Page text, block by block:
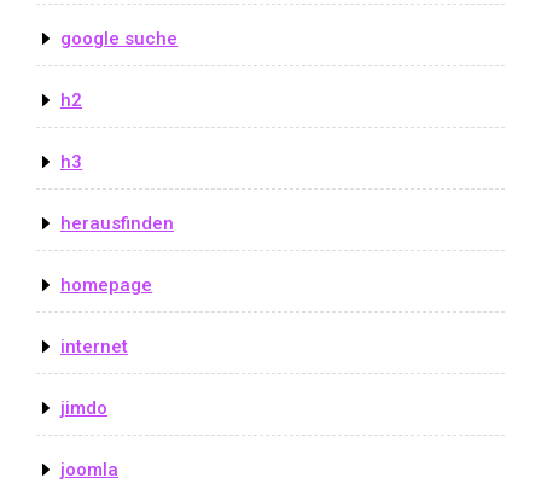
google suche
h2
h3
herausfinden
homepage
internet
jimdo
joomla